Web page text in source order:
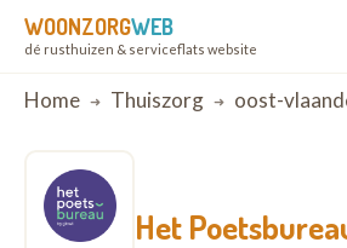
WOONZORGWEB
dé rusthuizen & serviceflats website
Breadcrumb
Home Thuiszorg oost-
Het